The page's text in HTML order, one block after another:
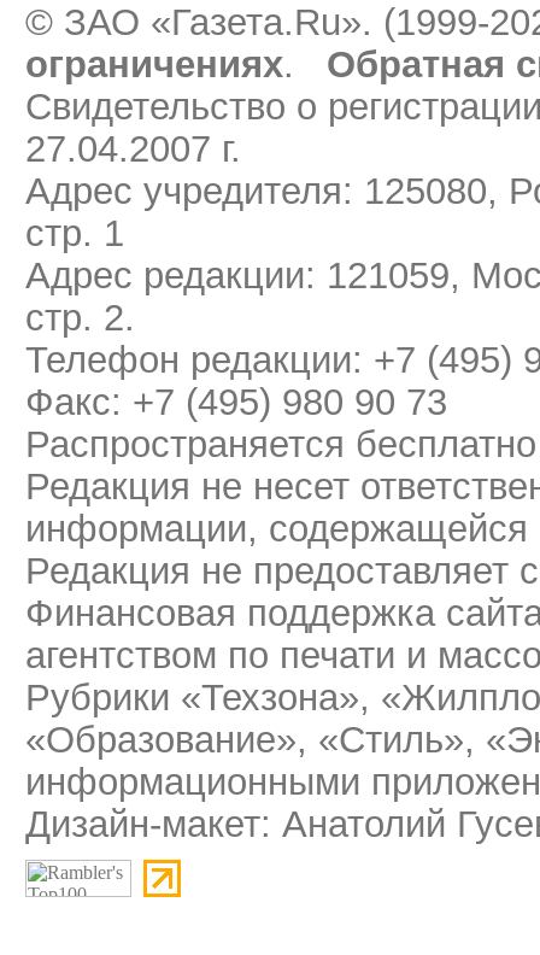
© ЗАО «Газета.Ru». (1999-
ограничениях.
Обратная
Свидетельство о
27.04.2007 г.
Адрес учредителя: 125080,
стр. 1
Адрес редакции: 121059,
стр. 2.
Телефон редакции: +7 (495)
Факс: +7 (495) 980 90 73
Распространяется бесплатно
Редакция не несет
информации, содержащейся
Редакция не предоставляет
Финансовая поддержка
агентством по печати и
Рубрики «Техзона»,
«Образование», «Стиль»,
информационными
Дизайн-макет: Анатолий